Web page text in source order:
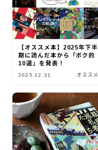
【オススメ本】2025年下半
期に読んだ本から「ボク的
10選」を発表！
2025.12.31 オススメ